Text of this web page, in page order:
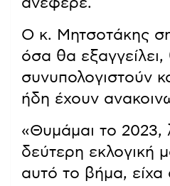
Ο κ. Μητσοτάκης
όσα θα
συνυπολογιστούν
ήδη έχουν
«Θυμάμαι το 2023,
δεύτερη εκλογική
αυτό το βήμα, είχα